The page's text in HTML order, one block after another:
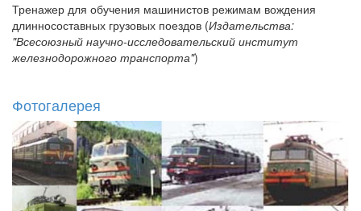
Тренажер для обучения машинистов режимам вождения
длинносоставных грузовых поездов (Издательства:
"Всесоюзный научно-исследовательский институт
железнодорожного транспорта")
Фотогалерея